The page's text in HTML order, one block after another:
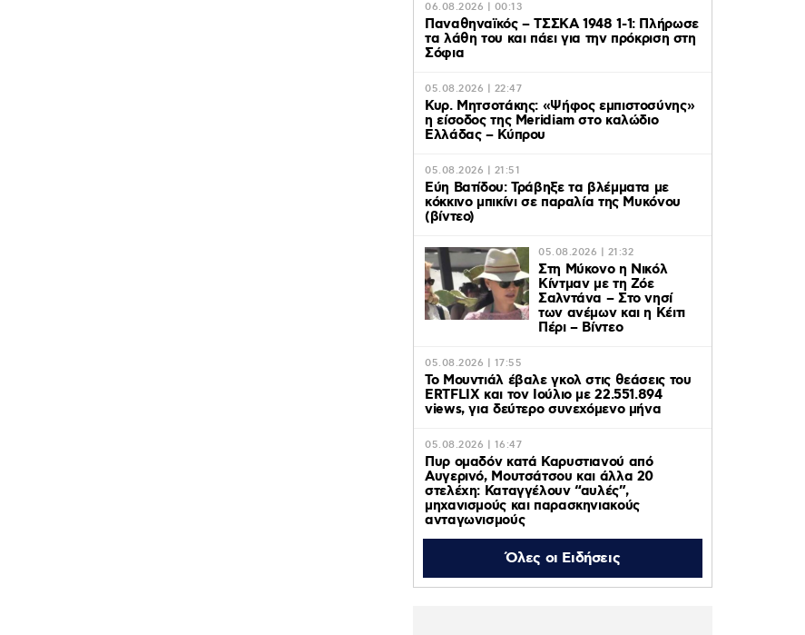
06.08.2026 | 00:13
Παναθηναϊκός – ΤΣΣΚΑ 1948 1-1: Πλήρωσε
τα λάθη του και πάει για την πρόκριση στη
Σόφια
05.08.2026 | 22:47
Κυρ. Μητσοτάκης: «Ψήφος εμπιστοσύνης»
η είσοδος της Meridiam στο καλώδιο
Ελλάδας – Κύπρου
05.08.2026 | 21:51
Εύη Βατίδου: Τράβηξε τα βλέμματα με
κόκκινο μπικίνι σε παραλία της Μυκόνου
(βίντεο)
05.08.2026 | 21:32
Στη Μύκονο η Νικόλ
Κίντμαν με τη Ζόε
Σαλντάνα – Στο νησί
των ανέμων και η Κέιτι
Πέρι – Βίντεο
05.08.2026 | 17:55
Το Μουντιάλ έβαλε γκολ στις θεάσεις του
ERTFLIX και τον Ιούλιο με 22.551.894
views, για δεύτερο συνεχόμενο μήνα
05.08.2026 | 16:47
Πυρ ομαδόν κατά Καρυστιανού από
Αυγερινό, Μουτσάτσου και άλλα 20
στελέχη: Καταγγέλουν “αυλές”,
μηχανισμούς και παρασκηνιακούς
ανταγωνισμούς
05.08.2026 | 16:26
Κυψέλη: Δεν έχω κάνει κακό σε κανέναν –
Τη βρήκα νεκρή δεν την σκότωσα – Ο
Όλες οι Ειδήσεις